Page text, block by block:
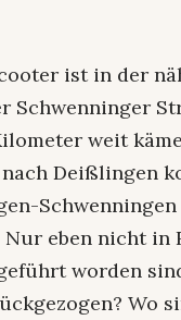
ist in der
Schwenninger
weit
Deißlingen
Nur eben nicht
worden
Wo